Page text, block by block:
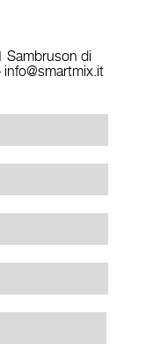
Sambruson di
info@smartmix.it